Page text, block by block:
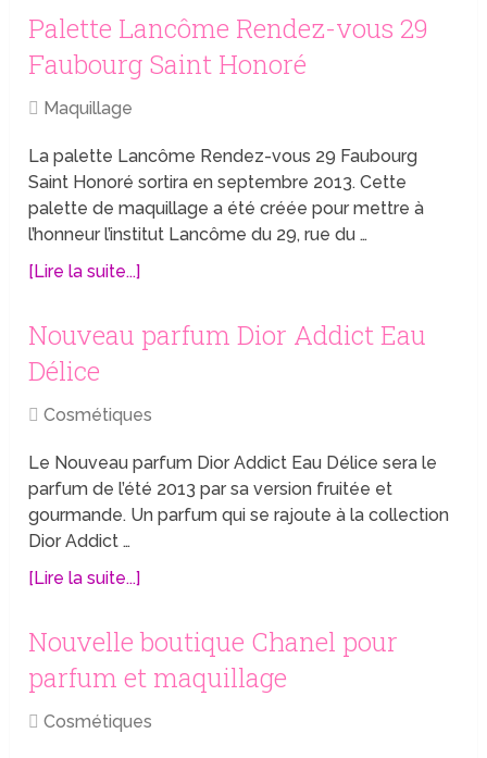
Palette Lancôme Rendez-vous 29
Faubourg Saint Honoré
Maquillage
La palette Lancôme Rendez-vous 29 Faubourg
Saint Honoré sortira en septembre 2013. Cette
palette de maquillage a été créée pour mettre à
l’honneur l’institut Lancôme du 29, rue du …
[Lire la suite...]
Nouveau parfum Dior Addict Eau
Délice
Cosmétiques
Le Nouveau parfum Dior Addict Eau Délice sera le
parfum de l’été 2013 par sa version fruitée et
gourmande. Un parfum qui se rajoute à la collection
Dior Addict …
[Lire la suite...]
Nouvelle boutique Chanel pour
parfum et maquillage
Cosmétiques